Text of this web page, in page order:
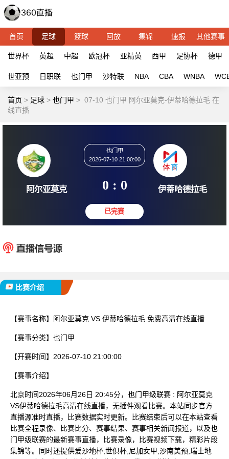
首页 足球 篮球 回放 集锦 速报 其他赛事
世界杯 英超 中超 欧冠杯 亚精英 西甲 足协杯 德甲
世亚预 日职联 也门甲 沙特联 NBA CBA WNBA
首页 > 足球 > 也门甲 > 07-10 也门甲 阿尔亚莫克-伊蒂哈德拉毛 在
线直播
2026-07-10 21:00:00
0 : 0
比赛介绍
【赛事名称】 阿尔亚莫克 VS 伊蒂哈德拉毛 免费高清在线直播
【赛事分类】 也门甲
【开赛时间】 2026-07-10 21:00:00
【赛事介绍】
北京时间2026年06月26日 20:45分，也门甲级联赛 : 阿尔亚莫克
VS伊蒂哈德拉毛高清在线直播，无插件观看比赛。本站同步官方
直播源准时直播，比赛数据实时更新。比赛结束后可以在本站查看
比赛全程录像、比赛比分、赛事结果、赛事相关新闻报道，以及也
门甲级联赛的最新赛事直播，比赛录像，比赛视频下载，精彩片段
集锦等。同时还提供爱沙地杯,世俱杯,尼加女甲,沙南美预,瑞士地